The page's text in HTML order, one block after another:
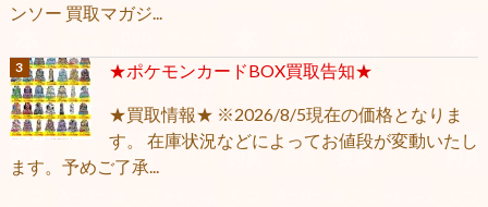
ンソー 買取マガジ...
★ポケモンカードBOX買取告知★
★買取情報★ ※2026/8/5現在の価格となりま
す。 在庫状況などによってお値段が変動いたし
ます。予めご了承...